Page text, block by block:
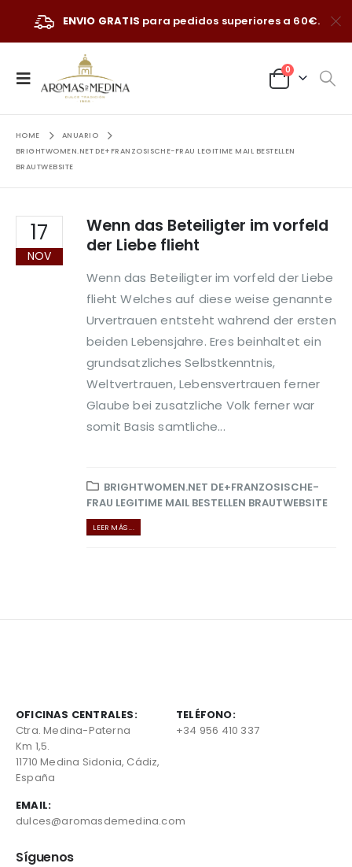
ENVIO GRATIS para pedidos superiores a 60€.
0
HOME
ANUARIO
BRIGHTWOMEN.NET DE+FRANZOSISCHE-FRAU LEGITIME MAIL BESTELLEN
BRAUTWEBSITE
17
NOV
Wenn das Beteiligter im vorfeld
der Liebe flieht
Wenn das Beteiligter im vorfeld der Liebe
flieht Welches auf diese weise genannte
Urvertrauen entsteht wahrend der ersten
beiden Lebensjahre. Eres beinhaltet ein
grundsatzliches Selbstkenntnis,
Weltvertrauen, Lebensvertrauen ferner
Glaube bei zusatzliche Volk ferner war
somit Basis samtliche...
BRIGHTWOMEN.NET DE+FRANZOSISCHE-
FRAU LEGITIME MAIL BESTELLEN BRAUTWEBSITE
LEER MÁS ...
OFICINAS CENTRALES:
Ctra. Medina-Paterna
Km 1,5.
11710 Medina Sidonia, Cádiz,
España
TELÉFONO:
+34 956 410 337
EMAIL:
dulces@aromasdemedina.com
Síguenos